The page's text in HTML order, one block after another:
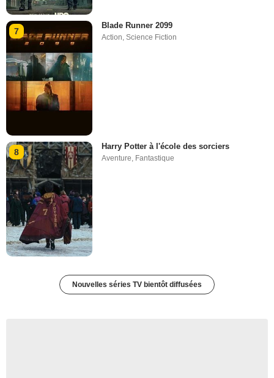
7
Blade Runner 2099
Action ,Science Fiction
8
Harry Potter à l'école des sorciers
Aventure, Fantastique
Nouvelles séries TV bientôt diffusées